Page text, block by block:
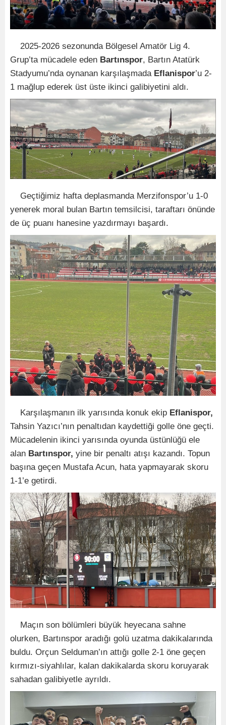
2025-2026 sezonunda Bölgesel Amatör Lig 4.
Grup’ta mücadele eden Bartınspor, Bartın Atatürk
Stadyumu’nda oynanan karşılaşmada Eflanispor’u 2-
1 mağlup ederek üst üste ikinci galibiyetini aldı.
Geçtiğimiz hafta deplasmanda Merzifonspor’u 1-0
yenerek moral bulan Bartın temsilcisi, taraftarı önünde
de üç puanı hanesine yazdırmayı başardı.
Karşılaşmanın ilk yarısında konuk ekip Eflanispor,
Tahsin Yazıcı’nın penaltıdan kaydettiği golle öne geçti.
Mücadelenin ikinci yarısında oyunda üstünlüğü ele
alan Bartınspor, yine bir penaltı atışı kazandı. Topun
başına geçen Mustafa Acun, hata yapmayarak skoru
1-1’e getirdi.
Maçın son bölümleri büyük heyecana sahne
olurken, Bartınspor aradığı golü uzatma dakikalarında
buldu. Orçun Selduman’ın attığı golle 2-1 öne geçen
kırmızı-siyahlılar, kalan dakikalarda skoru koruyarak
sahadan galibiyetle ayrıldı.